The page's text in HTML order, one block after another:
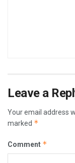
Leave a
Your email address
marked *
Comment *